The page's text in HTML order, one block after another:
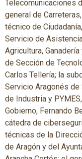
Telecomunicaciones
general de
técnico de
Servicio de
Agricultura,
de Sección de
Carlos Tellería; la
Servicio Aragonés de
de Industria y
Gobierno, Fernando
cátedra de
técnicas de la
de Aragón y del